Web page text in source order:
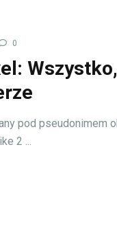
0
pod pseudonimem
2 ...